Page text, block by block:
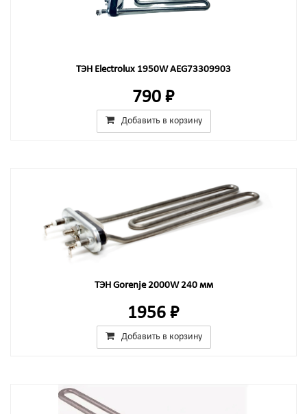
ТЭН Electrolux 1950W AEG73309903
790 ₽
Добавить в корзину
ТЭН Gorenje 2000W 240 мм
1956 ₽
Добавить в корзину